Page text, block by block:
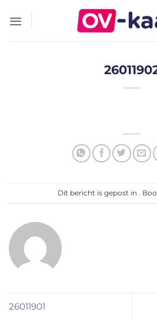
naar
Dit bericht is gepost in .
26011901